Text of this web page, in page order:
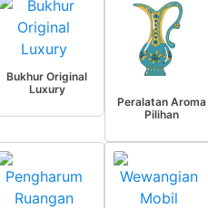
Bukhur Original
Luxury
Peralatan Aroma
Pilihan